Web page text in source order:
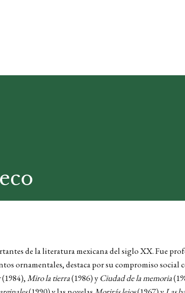
de la literatura mexicana del siglo XX. Fue
ornamentales, destaca por su compromiso social
(1984),Miro la tierra(1986) y Ciudad de la memoria